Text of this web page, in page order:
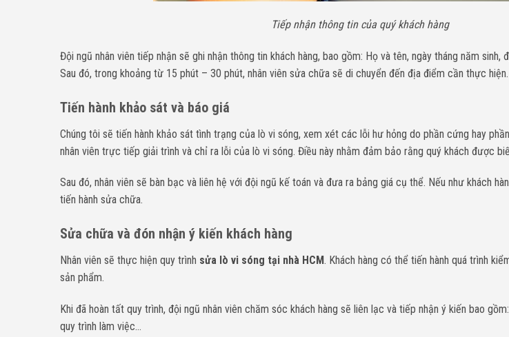
Tiếp nhận thông tin của quý khách hàng
Đội ngũ nhân viên tiếp nhận sẽ ghi nhận thông tin khách hàng, bao gồm: Họ và tên, ngày tháng năm
Sau đó, trong khoảng từ 15 phút – 30 phút, nhân viên sửa chữa sẽ di chuyển đến địa điểm cần thực hiện.
Tiến hành khảo sát và báo giá
Chúng tôi sẽ tiến hành khảo sát tình trạng của lò vi sóng, xem xét các lỗi hư hỏng do phần cứng hay
nhân viên trực tiếp giải trình và chỉ ra lỗi của lò vi sóng. Điều này nhằm đảm bảo rằng quý khách được
Sau đó, nhân viên sẽ bàn bạc và liên hệ với đội ngũ kế toán và đưa ra bảng giá cụ thể. Nếu như khách
tiến hành sửa chữa.
Sửa chữa và đón nhận ý kiến khách hàng
Nhân viên sẽ thực hiện quy trình sửa lò vi sóng tại nhà HCM. Khách hàng có thể tiến hành quá trình
sản phẩm.
Khi đã hoàn tất quy trình, đội ngũ nhân viên chăm sóc khách hàng sẽ liên lạc và tiếp nhận ý kiến bao
quy trình làm việc…